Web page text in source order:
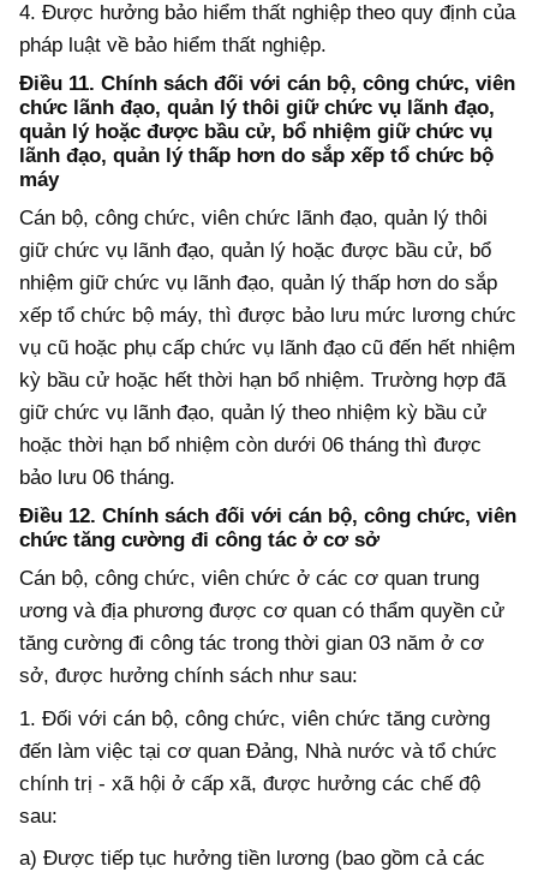
4. Được hưởng bảo hiểm thất nghiệp theo quy định của
pháp luật về bảo hiểm thất nghiệp.
Điều 11. Chính sách đối với cán bộ, công chức, viên
chức lãnh đạo, quản lý thôi giữ chức vụ lãnh đạo,
quản lý hoặc được bầu cử, bổ nhiệm giữ chức vụ
lãnh đạo, quản lý thấp hơn do sắp xếp tổ chức bộ
máy
Cán bộ, công chức, viên chức lãnh đạo, quản lý thôi
giữ chức vụ lãnh đạo, quản lý hoặc được bầu cử, bổ
nhiệm giữ chức vụ lãnh đạo, quản lý thấp hơn do sắp
xếp tổ chức bộ máy, thì được bảo lưu mức lương chức
vụ cũ hoặc phụ cấp chức vụ lãnh đạo cũ đến hết nhiệm
kỳ bầu cử hoặc hết thời hạn bổ nhiệm. Trường hợp đã
giữ chức vụ lãnh đạo, quản lý theo nhiệm kỳ bầu cử
hoặc thời hạn bổ nhiệm còn dưới 06 tháng thì được
bảo lưu 06 tháng.
Điều 12. Chính sách đối với cán bộ, công chức, viên
chức tăng cường đi công tác ở cơ sở
Cán bộ, công chức, viên chức ở các cơ quan trung
ương và địa phương được cơ quan có thẩm quyền cử
tăng cường đi công tác trong thời gian 03 năm ở cơ
sở, được hưởng chính sách như sau:
1. Đối với cán bộ, công chức, viên chức tăng cường
đến làm việc tại cơ quan Đảng, Nhà nước và tổ chức
chính trị - xã hội ở cấp xã, được hưởng các chế độ
sau:
a) Được tiếp tục hưởng tiền lương (bao gồm cả các